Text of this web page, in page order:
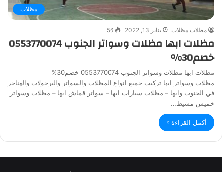
مظلات
مظلات مظلات يناير 13, 2022 56
مظلات ابها مظلات وسواتر الجنوب 0553770074
خصم30%
مظلات ابها مظلات وسواتر الجنوب 0553770074 خصم30%
مظلات وسواتر ابها تركيب جميع انواع المظلات والسواتر والبرجولات والهناجر
في الجنوب وابها – مظلات سيارات ابها – سواتر قماش ابها – مظلات وسواتر
خميس مشيط…
أكمل القراءة »